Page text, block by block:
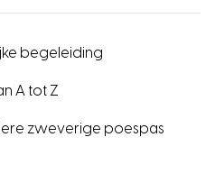
begeleiding
A tot Z
zweverige poespas